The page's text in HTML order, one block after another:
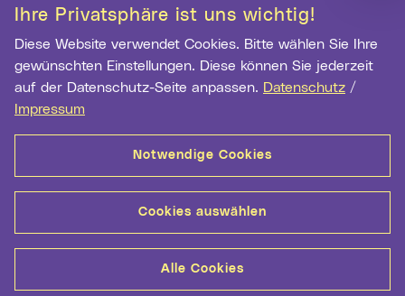
Ihre Privatsphäre ist uns wichtig!
Diese Website verwendet Cookies. Bitte wählen Sie Ihre
gewünschten Einstellungen. Diese können Sie jederzeit
auf der Datenschutz-Seite anpassen. Datenschutz /
Impressum
Notwendige Cookies
Cookies auswählen
Alle Cookies
Schau auf Linz
Newsletter-Anmeldung
E-Mail-Adresse eingeben
Anmelden